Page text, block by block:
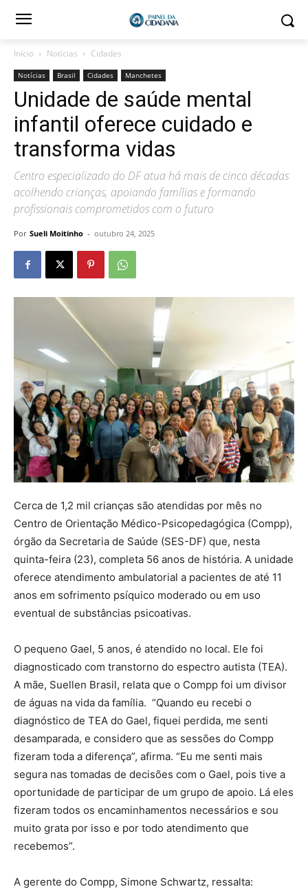
Início Notícias Cidades
Notícias Brasil Cidades Manchetes
Unidade de saúde mental
infantil oferece cuidado e
transforma vidas
Centro especializado do DF atua há mais de cinco décadas
acolhendo crianças, apoiando famílias e formando
profissionais comprometidos com o futuro
Por Sueli Moitinho - outubro 24, 2025
Cerca de 1,2 mil crianças são atendidas por mês no
Centro de Orientação Médico-Psicopedagógica (Compp),
órgão da Secretaria de Saúde (SES-DF) que, nesta
quinta-feira (23), completa 56 anos de história. A unidade
oferece atendimento ambulatorial a pacientes de até 11
anos em sofrimento psíquico moderado ou em uso
eventual de substâncias psicoativas.
O pequeno Gael, 5 anos, é atendido no local. Ele foi
diagnosticado com transtorno do espectro autista (TEA).
A mãe, Suellen Brasil, relata que o Compp foi um divisor
de águas na vida da família. “Quando eu recebi o
diagnóstico de TEA do Gael, fiquei perdida, me senti
desamparada, e considero que as sessões do Compp
fizeram toda a diferença”, afirma. “Eu me senti mais
segura nas tomadas de decisões com o Gael, pois tive a
oportunidade de participar de um grupo de apoio. Lá eles
fizeram todos os encaminhamentos necessários e sou
muito grata por isso e por todo atendimento que
recebemos”.
A gerente do Compp, Simone Schwartz, ressalta: